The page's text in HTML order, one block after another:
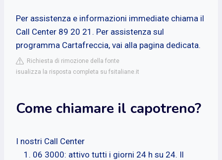
Per assistenza e informazioni immediate chiama il
Call Center 89 20 21. Per assistenza sul
programma Cartafreccia, vai alla pagina dedicata.
Richiesta di rimozione della fonte
isualizza la risposta completa su fsitaliane.it
Come chiamare il capotreno?
I nostri Call Center
06 3000: attivo tutti i giorni 24 h su 24. Il